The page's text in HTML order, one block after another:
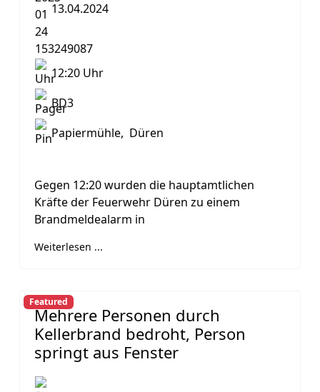
13.04.2024
12:20 Uhr
BD3
Papiermühle, Düren
Gegen 12:20 wurden die hauptamtlichen
Kräfte der Feuerwehr Düren zu einem
Brandmeldealarm in
Weiterlesen ...
Featured
Mehrere Personen durch
Kellerbrand bedroht, Person
springt aus Fenster